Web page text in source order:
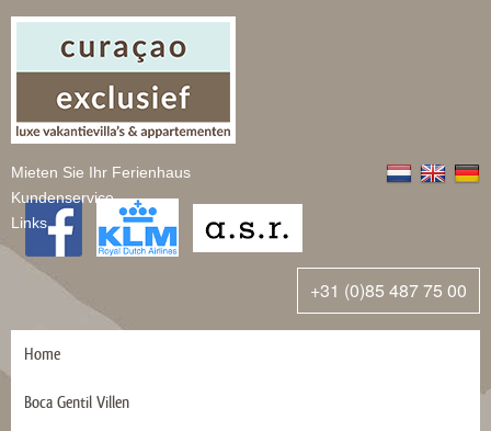
Mieten Sie Ihr Ferienhaus
Kundenservice
Links
+31 (0)85 487 75 00
Home
Boca Gentil Villen